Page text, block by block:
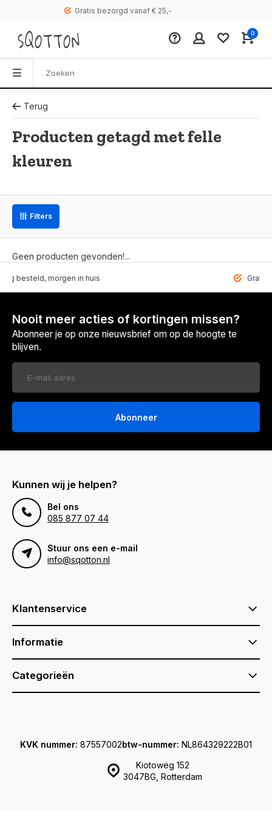
Gratis bezorgd vanaf € 25,-
0
Terug
Producten getagd met felle
kleuren
Filters
Geen producten gevonden!...
morgen in huis Gratis
Nooit meer acties of kortingen missen?
Abonneer je op onze nieuwsbrief om op de hoogte te
blijven.
Abonneer
Kunnen wij je helpen?
Bel ons
085 877 07 44
Stuur ons een e-mail
info@sqotton.nl
Klantenservice
Informatie
Categorieën
Kiotoweg 152
3047BG, Rotterdam
KVK nummer: 87557002btw-nummer: NL864329222B01